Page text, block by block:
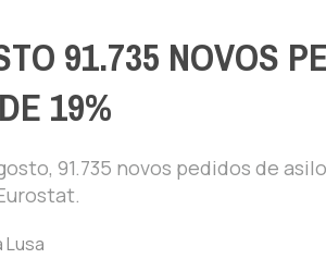
91.735 NOVOS
19%
91.735 novos pedidos de
Lusa